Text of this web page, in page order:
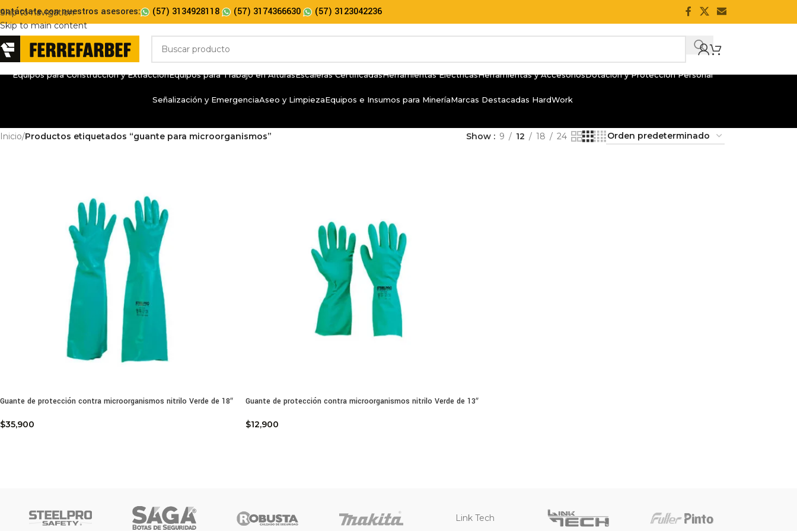
Skip to navigation
Skip to main content
con nuestros asesores: (57) 3134928118 (57) 3174366630 (57) 3123042236
Equipos para Construcción y ExtracciónEquipos para Trabajo en AlturasEscaleras CertificadasHerramientas EléctricasHerramientas y AccesoriosDotación y Protección Personal
Señalización y EmergenciaAseo y LimpiezaEquipos e Insumos para MineríaMarcas Destacadas HardWork
Inicio/Productos etiquetados “guante para microorganismos” Show 9 12 18 24
Guante de protección contra microorganismos nitrilo Verde de 18″
$35,900
Guante de protección contra microorganismos nitrilo Verde de 13″
$12,900
Link Tech